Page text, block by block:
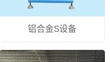
铝合金S设备